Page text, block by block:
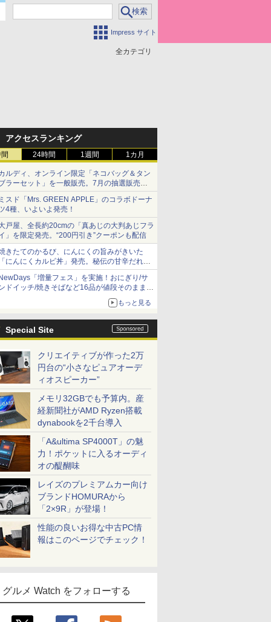
Impress サイト
全カテゴリ
アクセスランキング
24時間 1週間 1カ月
ルディ、オンライン限定「ネコバッグ＆タン
ラーセット」を一般販売。7月の抽選販売の
選無効分
スド「Mrs. GREEN APPLE」のコラボドーナ
4種、いよいよ発売！
戸屋、全長約20cmの「真あじの大判あじフラ
」を限定発売。“200円引き”クーポンも配信
きたてのかるび、にんにくの旨みがきいた
にんにくカルビ丼」発売。秘伝の甘辛だれを
めた「豚カルビ丼」も復活
「増量フェス」を実施！おにぎり/サ
ドイッチ/焼きそばなど16品が値段そのままで
もっと見る
Special Site
クリエイティブが作った2万
円台の“小さなピュアオーデ
ィオスピーカー”
メモリ32GBでも予算内。産
経新聞社がAMD Ryzen搭載
dynabookを2千台導入
「A&ultima SP4000T」の魅
力！ポケットに入るオーディ
オの醍醐味
レイズのプレミアムカー向け
ブランドHOMURAから
「2×9R」が登場！
性能の良いお得な中古PC情
報はこのページでチェック！
グルメ Watch をフォローする